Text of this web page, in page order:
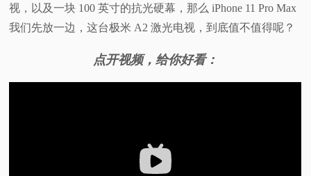
讯
视，以及一块 100 英寸的抗光硬幕，那么 iPhone 11 Pro Max
我们先放一边，这台极米 A2 激光电视，到底值不值得呢？
点开视频，给你好看：